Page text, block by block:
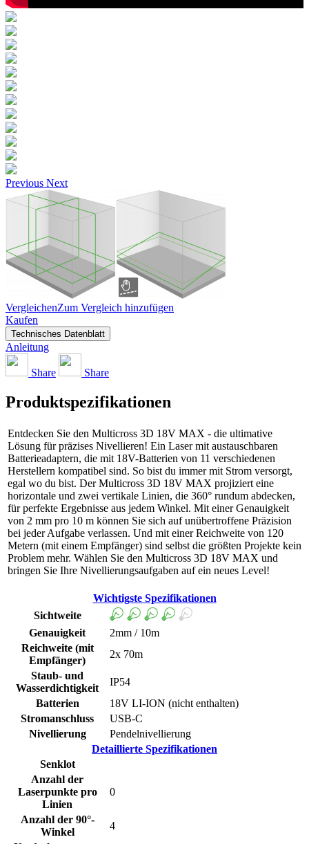
Previous Next
VergleichenZum Vergleich hinzufügen
Kaufen
Technisches Datenblatt
Anleitung
Share Share
Produktspezifikationen
Entdecken Sie den Multicross 3D 18V MAX - die ultimative
Lösung für präzises Nivellieren! Ein Laser mit austauschbaren
Batterieadaptern, die mit 18V-Batterien von 11 verschiedenen
Herstellern kompatibel sind. So bist du immer mit Strom versorgt,
egal wo du bist. Der Multicross 3D 18V MAX projiziert eine
horizontale und zwei vertikale Linien, die 360° rundum abdecken,
für perfekte Ergebnisse aus jedem Winkel. Mit einer Genauigkeit
von 2 mm pro 10 m können Sie sich auf unübertroffene Präzision
bei jeder Aufgabe verlassen. Und mit einer Reichweite von 120
Metern (mit einem Empfänger) sind selbst die größten Projekte kein
Problem mehr. Wählen Sie den Multicross 3D 18V MAX und
bringen Sie Ihre Nivellierungsaufgaben auf ein neues Level!
Wichtigste Spezifikationen
Sichtweite
Genauigkeit
2mm / 10m
Reichweite (mit
Empfänger)
2x 70m
Staub- und
Wasserdichtigkeit
IP54
Batterien
18V LI-ION (nicht enthalten)
Stromanschluss
USB-C
Nivellierung
Pendelnivellierung
Detaillierte Spezifikationen
Senklot
Anzahl der
Laserpunkte pro
Linien
0
Anzahl der 90°-
Winkel
4